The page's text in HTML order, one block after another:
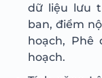
dữ liệu lưu
ban, điểm
hoạch, Phê
hoạch.